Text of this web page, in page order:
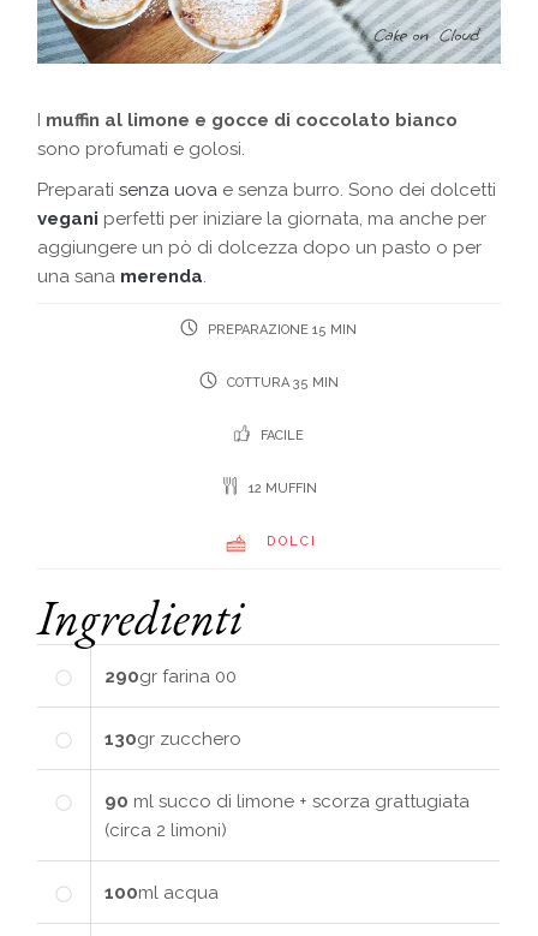
I muffin al limone e gocce di coccolato bianco
sono profumati e golosi.
Preparati senza uova e senza burro. Sono dei dolcetti
vegani perfetti per iniziare la giornata, ma anche per
aggiungere un pò di dolcezza dopo un pasto o per
una sana merenda.
PREPARAZIONE 15 MIN
COTTURA 35 MIN
FACILE
12 MUFFIN
DOLCI
Ingredienti
290gr farina 00
130gr zucchero
90 ml succo di limone + scorza grattugiata
(circa 2 limoni)
100ml acqua